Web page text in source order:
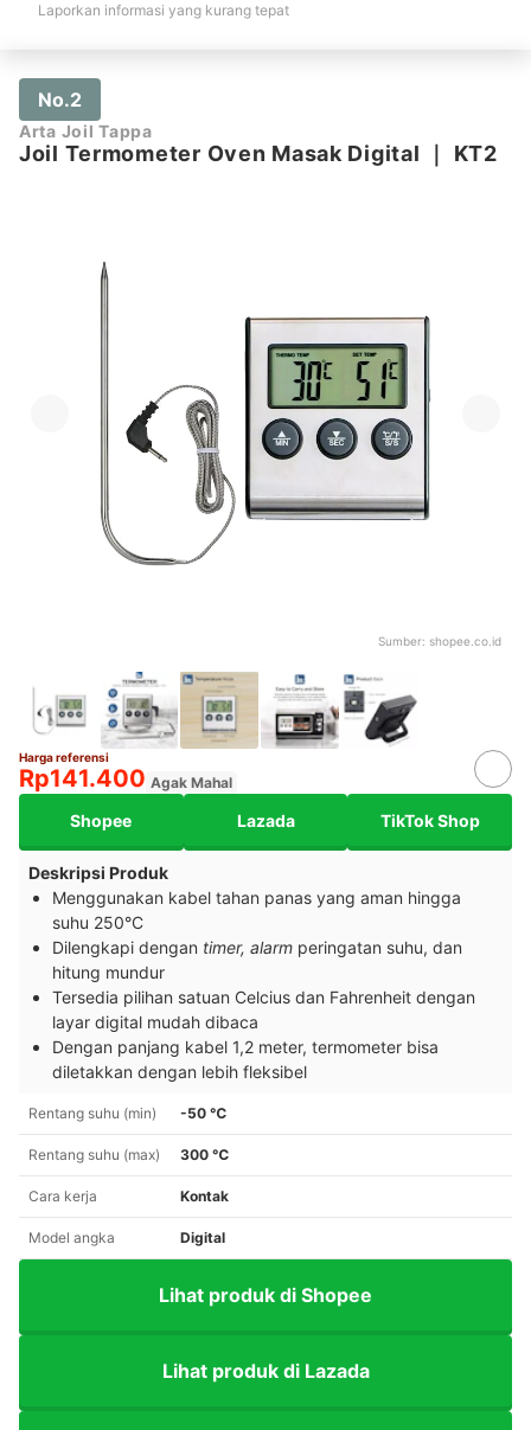
Laporkan informasi yang kurang tepat
No.2
Arta Joil Tappa
Joil Termometer Oven Masak Digital KT2
Sumber: shopee.co.id
Harga referensi
Rp141.400 Agak Mahal
Shopee Lazada TikTok Shop
Deskripsi Produk
Menggunakan kabel tahan panas yang aman hingga
suhu 250°C
Dilengkapi dengan timer, alarm peringatan suhu, dan
hitung mundur
Tersedia pilihan satuan Celcius dan Fahrenheit dengan
layar digital mudah dibaca
Dengan panjang kabel 1,2 meter, termometer bisa
diletakkan dengan lebih fleksibel
Rentang suhu (min) -50 ℃
Rentang suhu (max) 300 ℃
Cara kerja Kontak
Model angka Digital
Lihat produk di Shopee
Lihat produk di Lazada